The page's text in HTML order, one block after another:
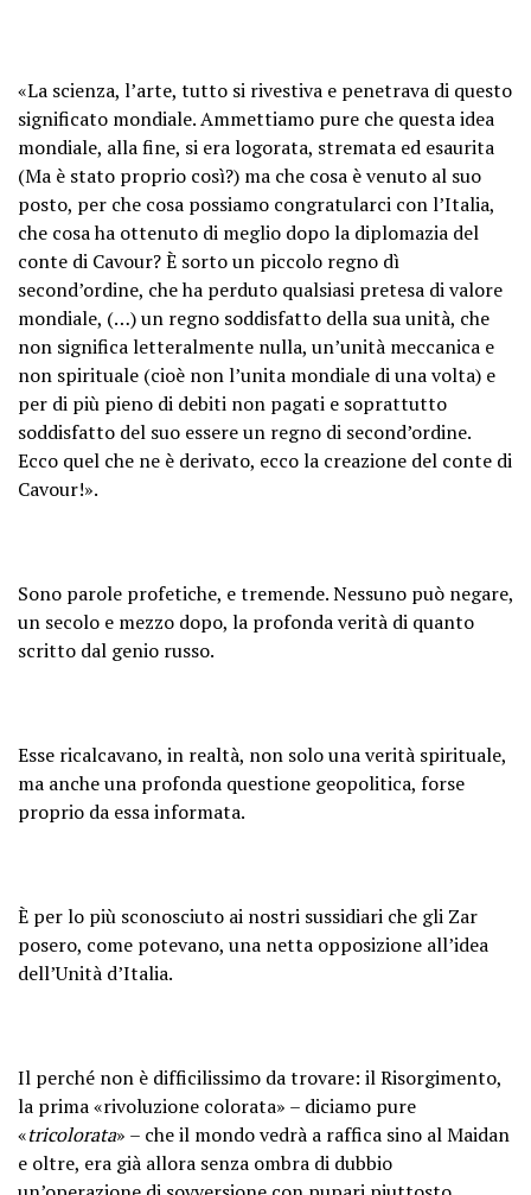
«La scienza, l’arte, tutto si rivestiva e penetrava di questo
significato mondiale. Ammettiamo pure che questa idea
mondiale, alla fine, si era logorata, stremata ed esaurita
(Ma è stato proprio così?) ma che cosa è venuto al suo
posto, per che cosa possiamo congratularci con l’Italia,
che cosa ha ottenuto di meglio dopo la diplomazia del
conte di Cavour? È sorto un piccolo regno dì
second’ordine, che ha perduto qualsiasi pretesa di valore
mondiale, (…) un regno soddisfatto della sua unità, che
non significa letteralmente nulla, un’unità meccanica e
non spirituale (cioè non l’unita mondiale di una volta) e
per di più pieno di debiti non pagati e soprattutto
soddisfatto del suo essere un regno di second’ordine.
Ecco quel che ne è derivato, ecco la creazione del conte di
Cavour!».
Sono parole profetiche, e tremende. Nessuno può negare,
un secolo e mezzo dopo, la profonda verità di quanto
scritto dal genio russo.
Esse ricalcavano, in realtà, non solo una verità spirituale,
ma anche una profonda questione geopolitica, forse
proprio da essa informata.
È per lo più sconosciuto ai nostri sussidiari che gli Zar
posero, come potevano, una netta opposizione all’idea
dell’Unità d’Italia.
Il perché non è difficilissimo da trovare: il Risorgimento,
la prima «rivoluzione colorata» – diciamo pure
«tricolorata» – che il mondo vedrà a raffica sino al Maidan
e oltre, era già allora senza ombra di dubbio